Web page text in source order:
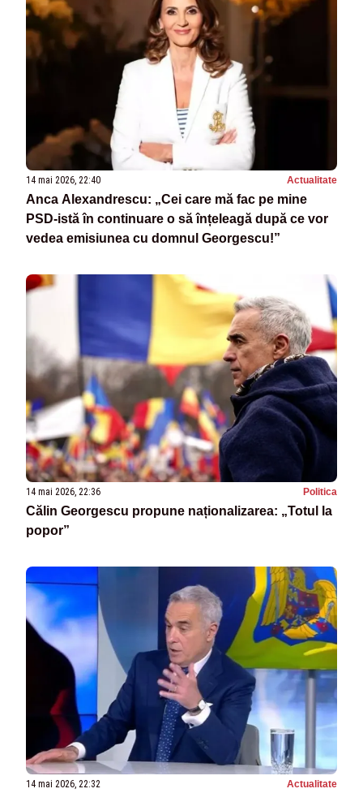
14 mai 2026, 22:40 Actualitate
Anca Alexandrescu: „Cei care mă fac pe mine
PSD-istă în continuare o să înțeleagă după ce vor
vedea emisiunea cu domnul Georgescu!”
14 mai 2026, 22:36 Politica
Călin Georgescu propune naționalizarea: „Totul la
popor”
14 mai 2026, 22:32 Actualitate